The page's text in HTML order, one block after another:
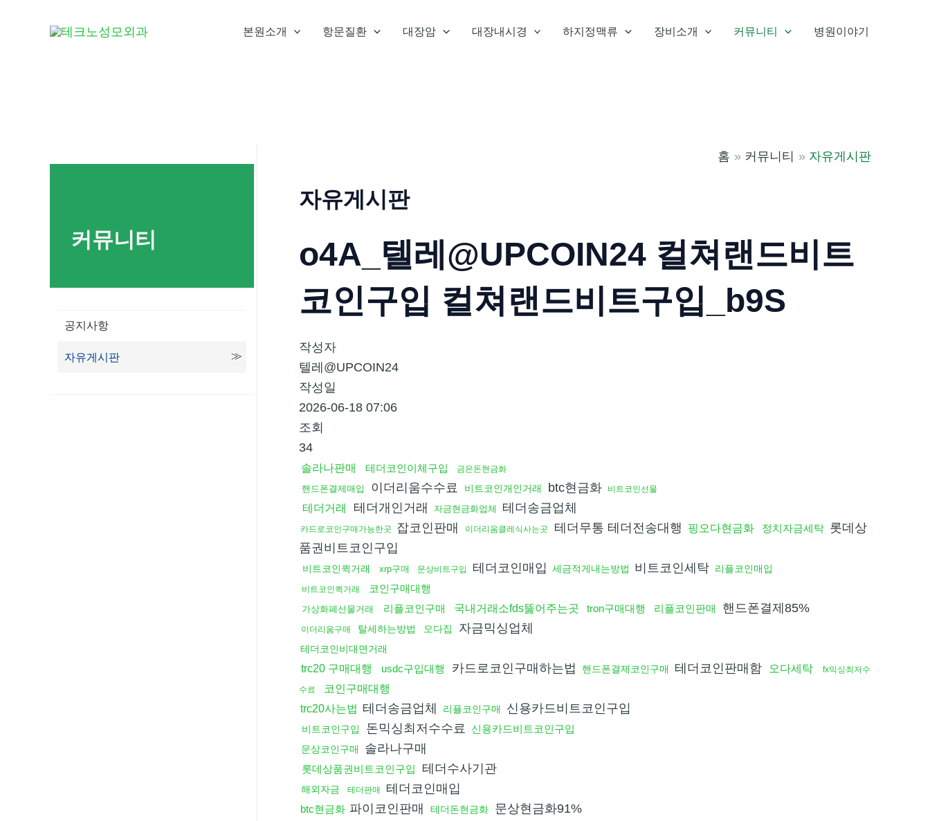
본원소개 항문질환 대장암 대장내시경 하지정맥류 장비소개 커뮤니티 병원이야기
커뮤니티
공지사항
자유게시판
홈 커뮤니티 자유게시판
자유게시판
o4A_텔레@UPCOIN24 컬쳐랜드비트
코인구입 컬쳐랜드비트구입_b9S
작성자
텔레@UPCOIN24
작성일
2026-06-18 07:06
조회
34
솔라나판매 테더코인이체구입 금은돈현금화
핸드폰결제매입 이더리움수수료 비트코인개인거래 btc현금화 비트코인선물
테더거래 테더개인거래 자금현금화업체 테더송금업체
카드로코인구매가능한곳 잡코인판매 이더리움클레식사는곳 테더무통 테더전송대행 핑오다현금화 정치자금세탁 롯데상
품권비트코인구입
비트코인퀵거래 xrp구매 문상비트구입 테더코인매입 세금적게내는방법 비트코인세탁 리플코인매입
비트코인퀵거래 코인구매대행
가상화폐선물거래 리플코인구매 국내거래소fds뚫어주는곳 tron구매대행 리플코인판매 핸드폰결제85%
이더리움구매 탈세하는방법 오다집 자금믹싱업체
테더코인비대면거래
trc20 구매대행 usdc구입대행 카드로코인구매하는법 핸드폰결제코인구매 테더코인판매함 오다세탁 fx믹싱최저수
수료
코인구매대행
trc20사는법 테더송금업체 리플코인구매 신용카드비트코인구입
비트코인구입 돈믹싱최저수수료 신용카드비트코인구입
문상코인구매 솔라나구매
롯데상품권비트코인구입 테더수사기관
해외자금 테더판매 테더코인매입
btc현금화 파이코인판매 테더돈현금화 문상현금화91%